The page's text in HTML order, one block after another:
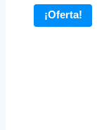
¡Oferta!